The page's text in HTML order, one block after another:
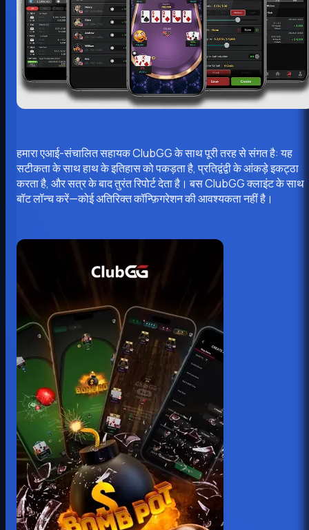
हमारा एआई-संचालित सहायक ClubGG के साथ पूरी तरह से संगत है: यह
सटीकता के साथ हाथ के इतिहास को पकड़ता है, प्रतिद्वंद्वी के आंकड़े इकट्ठा
करता है, और सत्र के बाद तुरंत रिपोर्ट देता है। बस ClubGG क्लाइंट के साथ
बॉट लॉन्च करें—कोई अतिरिक्त कॉन्फ़िगरेशन की आवश्यकता नहीं है।